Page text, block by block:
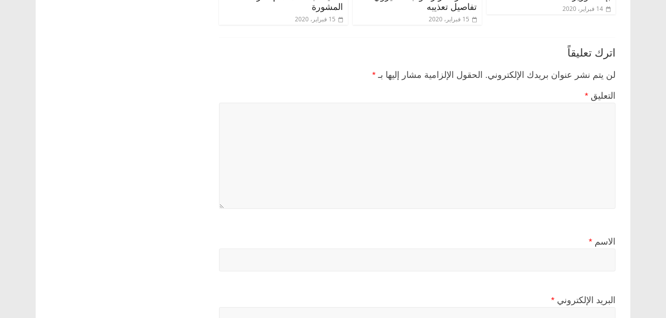
14 فبراير، 2020
تفاصيل تعذيبه
15 فبراير، 2020
المشورة
15 فبراير، 2020
اترك تعليقاً
لن يتم نشر عنوان بريدك الإلكتروني. الحقول الإلزامية مشار إليها بـ *
التعليق *
الاسم *
البريد الإلكتروني *